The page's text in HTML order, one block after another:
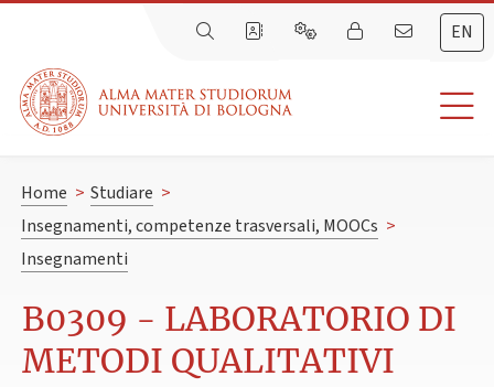
EN
Home > Studiare >
Insegnamenti, competenze trasversali, MOOCs >
Insegnamenti
B0309 - LABORATORIO DI
METODI QUALITATIVI